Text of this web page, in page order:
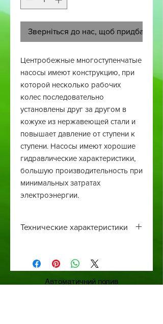
Зверніться до нас, щоб придбати
Центробежные многоступенчатые
насосы имеют конструкцию, при
которой несколько рабочих
колес последовательно
установлены друг за другом в
кожухе из нержавеющей стали и
повышает давление от ступени к
ступени. Насосы имеют хорошие
гидравлические характеристики,
большую производительность при
минимальных затратах
электроэнергии.
Технические характеристики
Максимальная производительность
5,4 м³/час (90 л/мин)
Автоматичний полив